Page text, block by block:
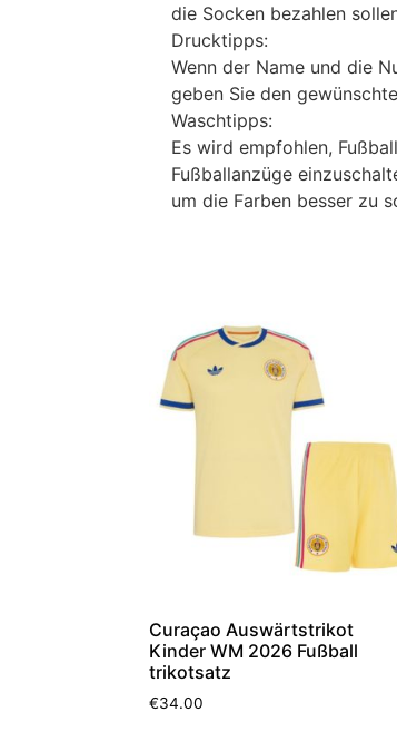
die Socken bezahlen
Drucktipps:
Wenn der Name und die
geben Sie den
Waschtipps:
Es wird empfohlen,
Fußballanzüge
um die Farben besser zu
Curaçao Auswärtstrikot
Kinder WM 2026 Fußball
trikotsatz
€34.00